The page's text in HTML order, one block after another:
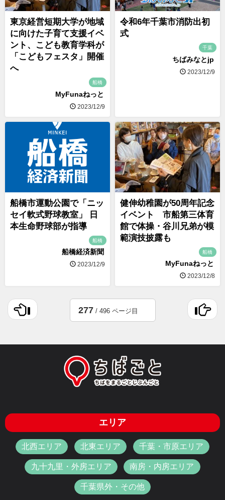
東京経営短期大学が地域
に向けた子育て支援イベ
ント、こども教育学科が
「こどもフェスタ」開催
へ
船橋
MyFunaねっと
2023/12/9
令和6年千葉市消防出初
式
千葉
ちばみなとjp
2023/12/9
船橋市運動公園で「ニッ
セイ軟式野球教室」 日
本生命野球部が指導
船橋
船橋経済新聞
2023/12/9
健伸幼稚園が50周年記念
イベント 市船第三体育
館で体操・谷川兄弟が模
範演技披露も
船橋
MyFunaねっと
2023/12/8
277 / 496 ページ目
エリア
北西エリア 北東エリア 千葉・市原エリア
九十九里・外房エリア 南房・内房エリア
千葉県外・その他